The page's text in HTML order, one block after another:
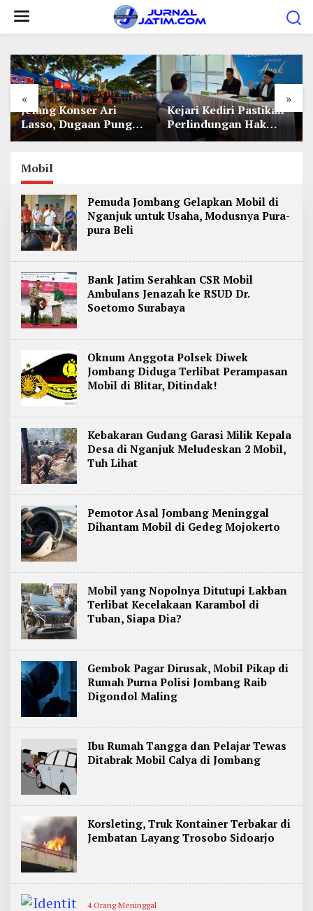
« »
Jelang Konser Ari
Lasso, Dugaan Pungli
Lapak UMKM di Hari
Kejari Kediri Pastikan
Perlindungan Hak
Anak Lewat Penetapan
Mobil
Pemuda Jombang Gelapkan Mobil di
Nganjuk untuk Usaha, Modusnya Pura-
pura Beli
Bank Jatim Serahkan CSR Mobil
Ambulans Jenazah ke RSUD Dr.
Soetomo Surabaya
Oknum Anggota Polsek Diwek
Jombang Diduga Terlibat Perampasan
Mobil di Blitar, Ditindak!
Kebakaran Gudang Garasi Milik Kepala
Desa di Nganjuk Meludeskan 2 Mobil,
Tuh Lihat
Pemotor Asal Jombang Meninggal
Dihantam Mobil di Gedeg Mojokerto
Mobil yang Nopolnya Ditutupi Lakban
Terlibat Kecelakaan Karambol di
Tuban, Siapa Dia?
Gembok Pagar Dirusak, Mobil Pikap di
Rumah Purna Polisi Jombang Raib
Digondol Maling
Ibu Rumah Tangga dan Pelajar Tewas
Ditabrak Mobil Calya di Jombang
Korsleting, Truk Kontainer Terbakar di
Jembatan Layang Trosobo Sidoarjo
4 Orang Meninggal